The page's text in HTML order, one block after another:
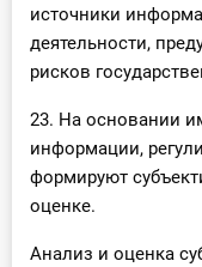
источники
деятельности,
рисков
23. На основании
информации,
формируют
оценке.
Анализ и оценка